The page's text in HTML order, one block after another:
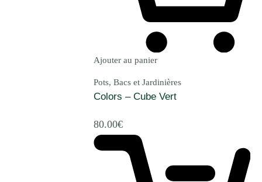
Ajouter au panier
Pots, Bacs et Jardinières
Colors – Cube Vert
80.00€